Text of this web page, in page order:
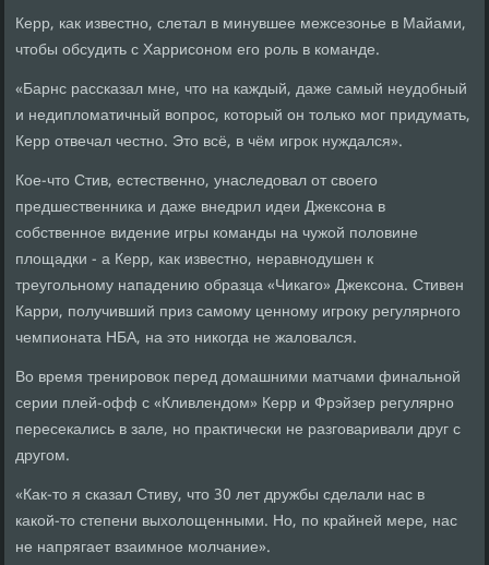
Керр, как известно, слетал в минувшее межсезонье в Майами,
чтобы обсудить с Харрисоном его роль в команде.
«Барнс рассказал мне, что на каждый, даже самый неудобный
и недипломатичный вопрос, который он только мог придумать,
Керр отвечал честно. Это всё, в чём игрок нуждался».
Кое-что Стив, естественно, унаследовал от своего
предшественника и даже внедрил идеи Джексона в
собственное видение игры команды на чужой половине
площадки - а Керр, как известно, неравнодушен к
треугольному нападению образца «Чикаго» Джексона. Стивен
Карри, получивший приз самому ценному игроку регулярного
чемпионата НБА, на это никогда не жаловался.
Во время тренировок перед домашними матчами финальной
серии плей-офф с «Кливлендом» Керр и Фрэйзер регулярно
пересекались в зале, но практически не разговаривали друг с
другом.
«Как-то я сказал Стиву, что 30 лет дружбы сделали нас в
какой-то степени выхолощенными. Но, по крайней мере, нас
не напрягает взаимное молчание».